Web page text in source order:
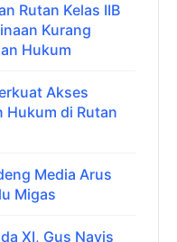
Rutan Kelas IIB
Kurang
Hukum
Akses
Hukum di Rutan
Media Arus
Migas
XI, Gus Navis